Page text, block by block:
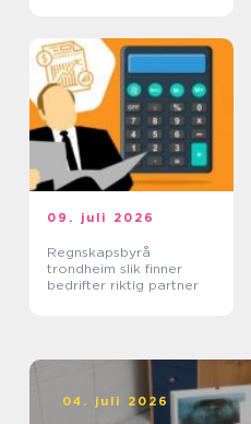
09. juli 2026
Regnskapsbyrå
trondheim slik finner
bedrifter riktig partner
04. juli 2026